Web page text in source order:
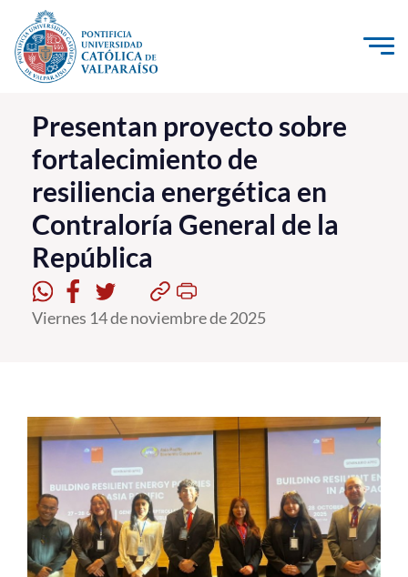
Click acá para ir directamente al contenido
La Universidad
Investigación, Creación e Innovación
PUCV Internacional
Vinculación con el Medio
Admisión
Pregrado
Estudiantes
Académicos
Funcionarios
Alumni
Presentan proyecto sobre
fortalecimiento de
resiliencia energética en
Contraloría General de la
República
Viernes 14 de noviembre de 2025